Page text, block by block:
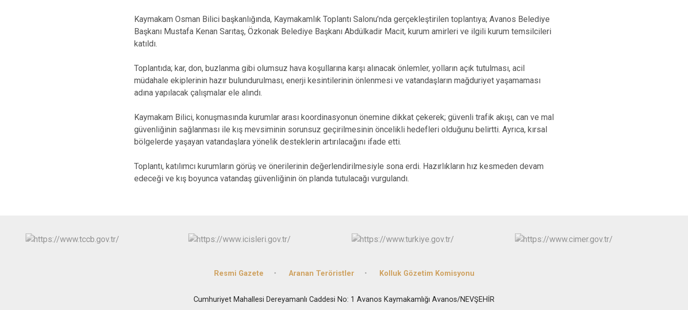
Avanos
Gülşehir
Hacıbektaş
Ürgüp
Kaymakam Osman Bilici başkanlığında, Kaymakamlık Toplantı Salonu’nda gerçekleştirilen toplantıya; Avanos Belediye
Başkanı Mustafa Kenan Sarıtaş, Özkonak Belediye Başkanı Abdülkadir Macit, kurum amirleri ve ilgili kurum temsilcileri
katıldı.
Toplantıda; kar, don, buzlanma gibi olumsuz hava koşullarına karşı alınacak önlemler, yolların açık tutulması, acil
müdahale ekiplerinin hazır bulundurulması, enerji kesintilerinin önlenmesi ve vatandaşların mağduriyet yaşamaması
adına yapılacak çalışmalar ele alındı.
Kaymakam Bilici, konuşmasında kurumlar arası koordinasyonun önemine dikkat çekerek; güvenli trafik akışı, can ve mal
güvenliğinin sağlanması ile kış mevsiminin sorunsuz geçirilmesinin öncelikli hedefleri olduğunu belirtti. Ayrıca, kırsal
bölgelerde yaşayan vatandaşlara yönelik desteklerin artırılacağını ifade etti.
Toplantı, katılımcı kurumların görüş ve önerilerinin değerlendirilmesiyle sona erdi. Hazırlıkların hız kesmeden devam
edeceği ve kış boyunca vatandaş güvenliğinin ön planda tutulacağı vurgulandı.
Resmi Gazete Aranan Teröristler Kolluk Gözetim Komisyonu
Cumhuriyet Mahallesi Dereyamanlı Caddesi No: 1 Avanos Kaymakamlığı Avanos/NEVŞEHİR